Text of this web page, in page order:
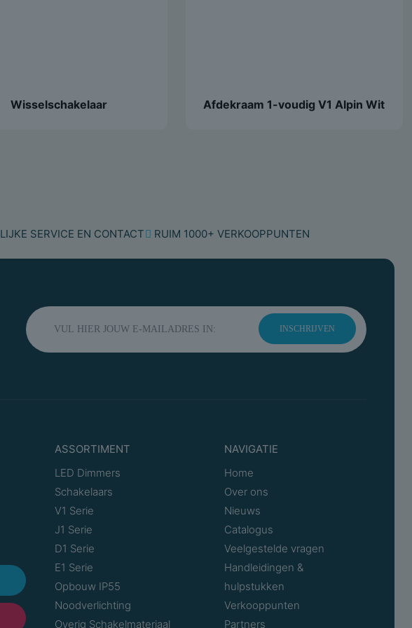
boring (gaten)
1 Millimeter
Wisselschakelaar Afdekraam 1-voudig V1 Alpin Wit
SERVICE EN CONTACT RUIM 1000+ VERKOOPPUNTEN
INSCHRIJVEN
ASSORTIMENT
LED Dimmers
Schakelaars
V1 Serie
J1 Serie
D1 Serie
E1 Serie
Opbouw IP55
Noodverlichting
Overig Schakelmateriaal
NAVIGATIE
Home
Over ons
Nieuws
Catalogus
Veelgestelde vragen
Handleidingen &
hulpstukken
Verkooppunten
Partners